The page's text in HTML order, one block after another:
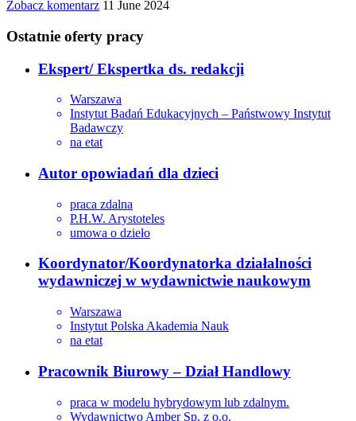
Zobacz komentarz 11 June 2024
Ostatnie oferty pracy
Ekspert/ Ekspertka ds. redakcji
Warszawa
Instytut Badań Edukacyjnych – Państwowy Instytut
Badawczy
na etat
Autor opowiadań dla dzieci
praca zdalna
P.H.W. Arystoteles
umowa o dzieło
Koordynator/Koordynatorka działalności
wydawniczej w wydawnictwie naukowym
Warszawa
Instytut Polska Akademia Nauk
na etat
Pracownik Biurowy – Dział Handlowy
praca w modelu hybrydowym lub zdalnym.
Wydawnictwo Amber Sp. z o.o.